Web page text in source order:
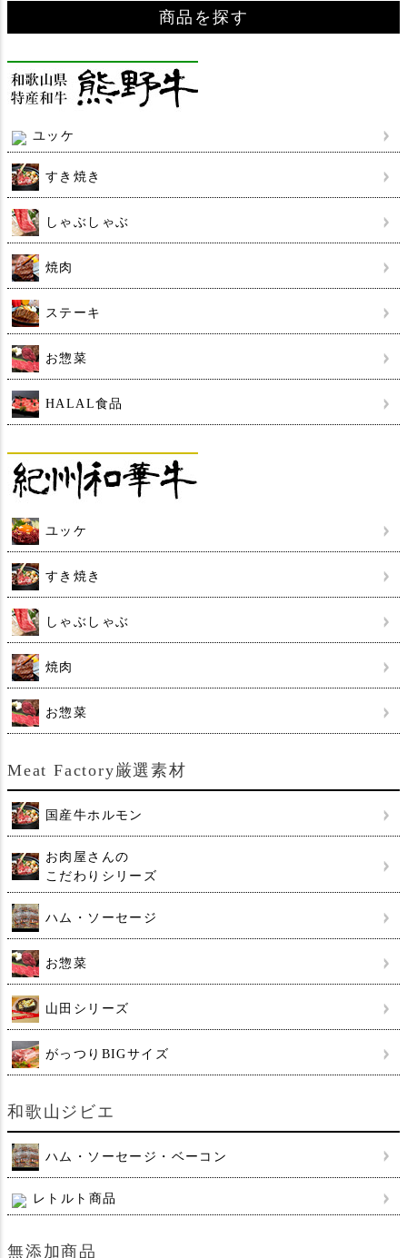
商品を探す
ユッケ
すき焼き
しゃぶしゃぶ
焼肉
ステーキ
お惣菜
HALAL食品
ユッケ
すき焼き
しゃぶしゃぶ
焼肉
お惣菜
Meat Factory厳選素材
国産牛ホルモン
お肉屋さんの
こだわりシリーズ
ハム・ソーセージ
お惣菜
山田シリーズ
がっつりBIGサイズ
和歌山ジビエ
ハム・ソーセージ・ベーコン
レトルト商品
無添加商品